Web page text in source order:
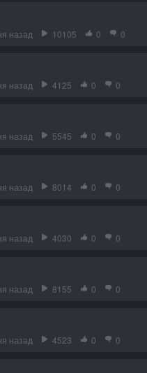
назад 10105 0 0
назад 4125 0 0
назад 5545 0 0
назад 8014 0 0
назад 4030 0 0
назад 8155 0 0
назад 4523 0 0